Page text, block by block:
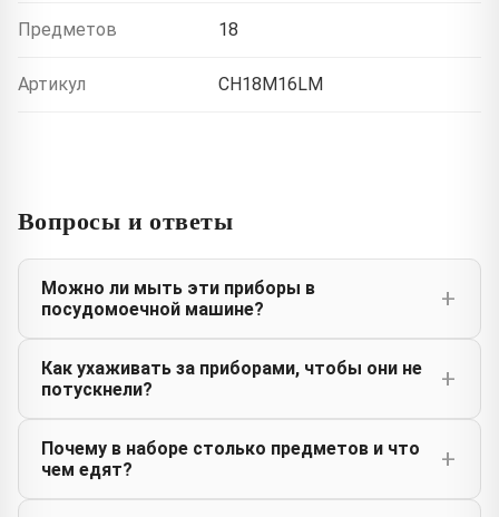
Предметов 18
Артикул CH18M16LM
Вопросы и ответы
Можно ли мыть эти приборы в
посудомоечной машине?
Как ухаживать за приборами, чтобы они не
потускнели?
Почему в наборе столько предметов и что
чем едят?